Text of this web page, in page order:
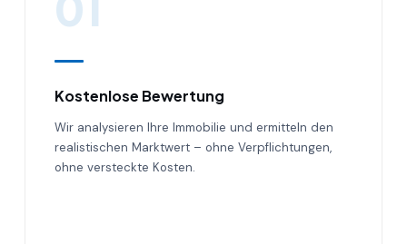
Kostenlose Bewertung
Wir analysieren Ihre Immobilie und ermitteln den
realistischen Marktwert – ohne Verpflichtungen,
ohne versteckte Kosten.